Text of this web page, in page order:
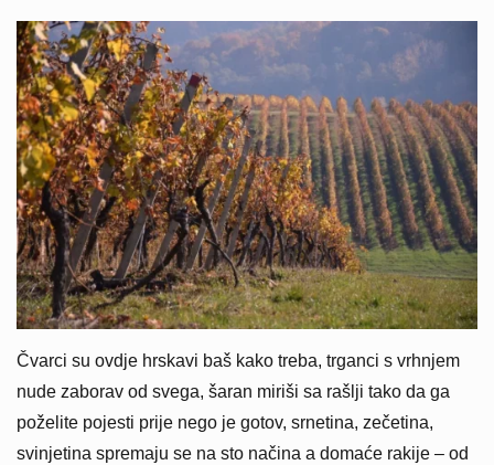
Čvarci su ovdje hrskavi baš kako treba, trganci s vrhnjem
nude zaborav od svega, šaran miriši sa rašlji tako da ga
poželite pojesti prije nego je gotov, srnetina, zečetina,
svinjetina spremaju se na sto načina a domaće rakije – od